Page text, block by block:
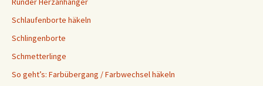
Schlaufenborte häkeln
Schlingenborte
Schmetterlinge
So geht’s: Farbübergang / Farbwechsel häkeln